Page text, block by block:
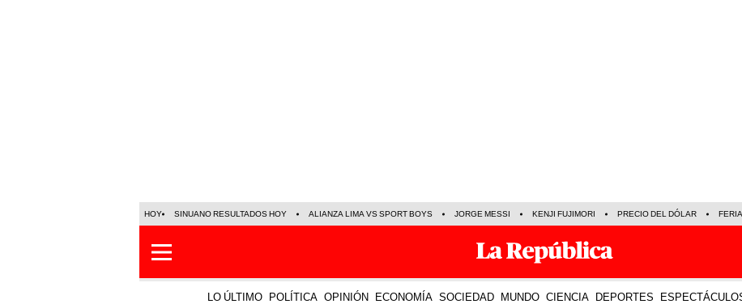
HOY SINUANO RESULTADOS HOY ALIANZA LIMA VS SPORT BOYS JORGE MESSI KENJI FUJIMORI PRECIO DEL DÓLAR
LO ÚLTIMO POLÍTICA OPINIÓN ECONOMÍA SOCIEDAD MUNDO CIENCIA DEPORTES